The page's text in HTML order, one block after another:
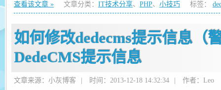
查看该文章 » 文章分类： IT技术分享、 PHP、 小技巧 标签：
如何修改dedecms提示信息（
DedeCMS提示信息
文章来源：小灰博客 时间：2013-12-18 14:32:34 作者：Leo